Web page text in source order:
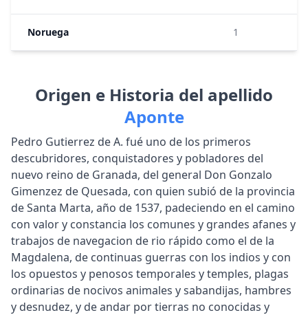
Noruega 1
Origen e Historia del apellido
Aponte
Pedro Gutierrez de A. fué uno de los primeros
descubridores, conquistadores y pobladores del
nuevo reino de Granada, del general Don Gonzalo
Gimenzez de Quesada, con quien subió de la provincia
de Santa Marta, año de 1537, padeciendo en el camino
con valor y constancia los comunes y grandes afanes y
trabajos de navegacion de rio rápido como el de la
Magdalena, de continuas guerras con los indios y con
los opuestos y penosos temporales y temples, plagas
ordinarias de nocivos animales y sabandijas, hambres
y desnudez, y de andar por tierras no conocidas y